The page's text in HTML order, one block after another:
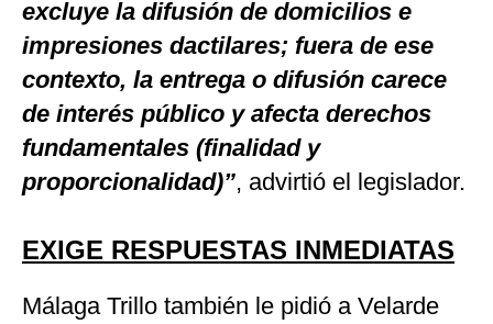
excluye la difusión de domicilios e
impresiones dactilares; fuera de ese
contexto, la entrega o difusión carece
de interés público y afecta derechos
fundamentales (finalidad y
proporcionalidad)”, advirtió el legislador.
EXIGE RESPUESTAS INMEDIATAS
Málaga Trillo también le pidió a Velarde